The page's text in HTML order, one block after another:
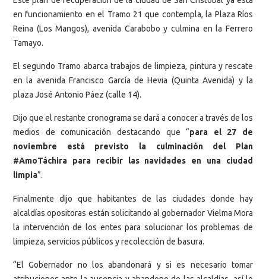
en funcionamiento en el Tramo 21 que contempla, la Plaza Ríos
Reina (Los Mangos), avenida Carabobo y culmina en la Ferrero
Tamayo.
El segundo Tramo abarca trabajos de limpieza, pintura y rescate
en la avenida Francisco García de Hevia (Quinta Avenida) y la
plaza José Antonio Páez (calle 14).
Dijo que el restante cronograma se dará a conocer a través de los
medios de comunicación destacando que “para el 27 de
noviembre está previsto la culminación del Plan
#AmoTáchira para recibir las navidades en una ciudad
limpia”.
Finalmente dijo que habitantes de las ciudades donde hay
alcaldías opositoras están solicitando al gobernador Vielma Mora
la intervención de los entes para solucionar los problemas de
limpieza, servicios públicos y recolección de basura.
“El Gobernador no los abandonará y si es necesario tomar